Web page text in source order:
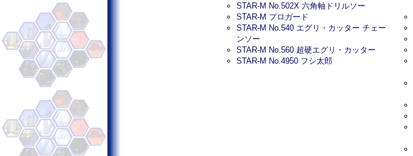
STAR-M No.502X 六角軸ドリルソー
STAR-M プロガード
STAR-M No.540 エグリ・カッター チェー
ンソー
STAR-M No.560 超硬エグリ・カッター
STAR-M No.4950 フシ太郎